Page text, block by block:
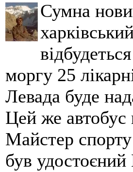
Сумна
моргу 25
Левада буде
Цей же автобус
Майстер
був